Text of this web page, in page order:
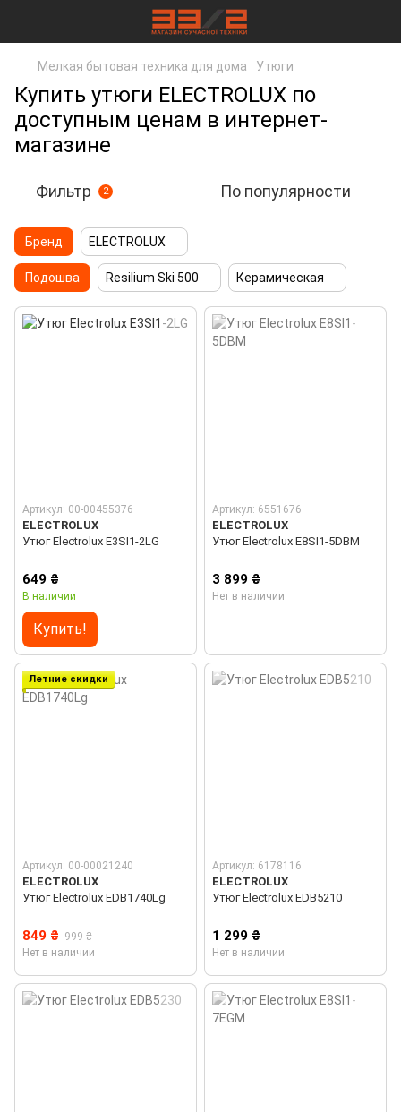
Мелкая бытовая техника для дома Утюги
Купить утюги ELECTROLUX по
доступным ценам в интернет-
магазине
Фильтр 2 По популярности
Бренд ELECTROLUX
Подошва Resilium Ski 500 Керамическая
Артикул: 00-00455376
ELECTROLUX
Утюг Electrolux E3SI1-2LG
649 ₴
В наличии
Купить!
Артикул: 6551676
ELECTROLUX
Утюг Electrolux E8SI1-5DBM
3 899 ₴
Нет в наличии
Летние скидки
Артикул: 00-00021240
ELECTROLUX
Утюг Electrolux EDB1740Lg
849 ₴ 999 ₴
Нет в наличии
Артикул: 6178116
ELECTROLUX
Утюг Electrolux EDB5210
1 299 ₴
Нет в наличии